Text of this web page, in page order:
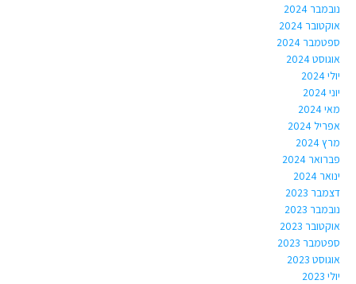
נובמבר 2024
אוקטובר 2024
ספטמבר 2024
אוגוסט 2024
יולי 2024
יוני 2024
מאי 2024
אפריל 2024
מרץ 2024
פברואר 2024
ינואר 2024
דצמבר 2023
נובמבר 2023
אוקטובר 2023
ספטמבר 2023
אוגוסט 2023
יולי 2023